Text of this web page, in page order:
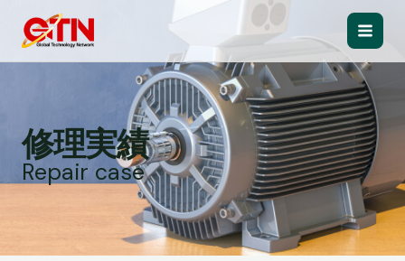
Main
修理実績
Repair case